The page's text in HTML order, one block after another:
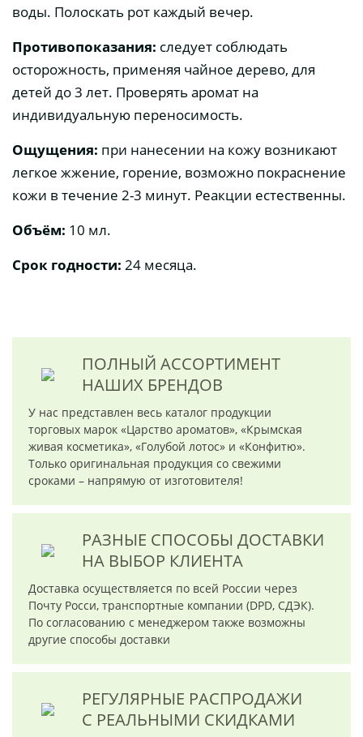
воды. Полоскать рот каждый вечер.
Противопоказания: следует соблюдать
осторожность, применяя чайное дерево, для
детей до 3 лет. Проверять аромат на
индивидуальную переносимость.
Ощущения: при нанесении на кожу возникают
легкое жжение, горение, возможно покраснение
кожи в течение 2-3 минут. Реакции естественны.
Объём: 10 мл.
Срок годности: 24 месяца.
ПОЛНЫЙ АССОРТИМЕНТ
НАШИХ БРЕНДОВ
У нас представлен весь каталог продукции
торговых марок «Царство ароматов», «Крымская
живая косметика», «Голубой лотос» и «Конфитю».
Только оригинальная продукция со свежими
сроками – напрямую от изготовителя!
РАЗНЫЕ СПОСОБЫ ДОСТАВКИ
НА ВЫБОР КЛИЕНТА
Доставка осуществляется по всей России через
Почту Росси, транспортные компании (DPD, СДЭК).
По согласованию с менеджером также возможны
другие способы доставки
РЕГУЛЯРНЫЕ РАСПРОДАЖИ
С РЕАЛЬНЫМИ СКИДКАМИ